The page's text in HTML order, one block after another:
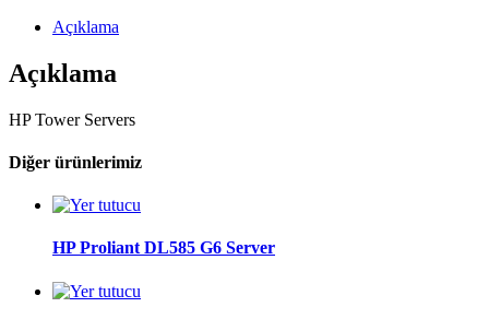
Açıklama
Açıklama
HP Tower Servers
Diğer ürünlerimiz
HP Proliant DL585 G6 Server